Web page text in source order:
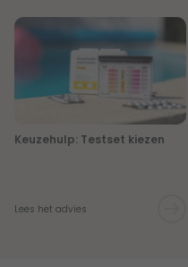
Keuzehulp: Testset kiezen
Lees het advies